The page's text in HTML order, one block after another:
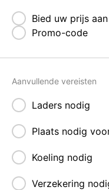
Bied uw prijs aan
Promo-code
Aanvullende vereisten
Laders nodig
Plaats nodig
Koeling nodig
Verzekering